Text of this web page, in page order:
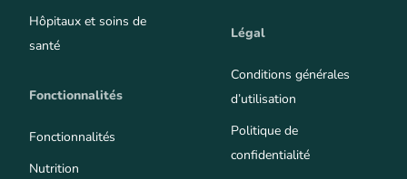
Hôpitaux et soins de
santé
Fonctionnalités
Fonctionnalités
Nutrition
Légal
Conditions générales
d’utilisation
Politique de
confidentialité